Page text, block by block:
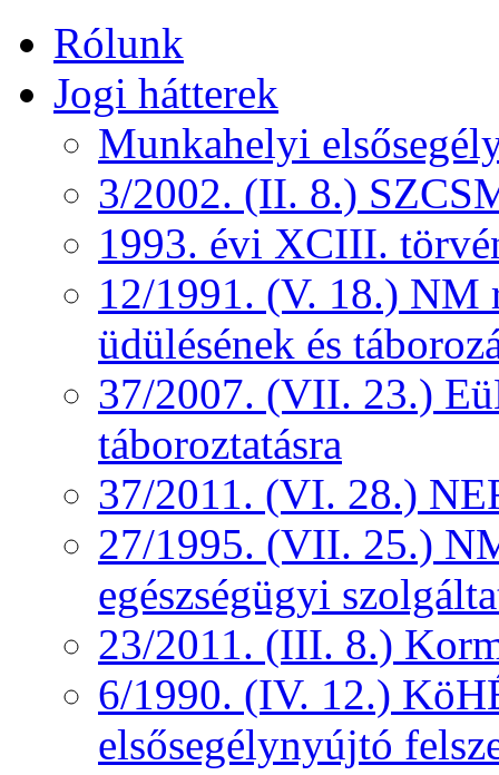
Rólunk
Jogi hátterek
Munkahelyi
3/2002. (II. 8.)
1993. évi XCIII.
12/1991. (V. 18.) NM
üdülésének és
37/2007. (VII. 23.)
táboroztatásra
37/2011. (VI. 28.)
27/1995. (VII. 25.)
egészségügyi
23/2011. (III. 8.)
6/1990. (IV. 12.)
elsősegélynyújtó